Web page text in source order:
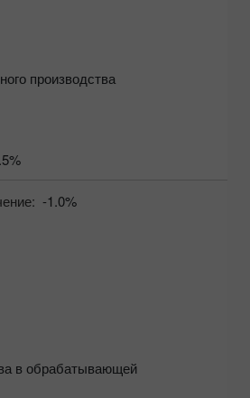
производства
в обрабатывающей
-1.0%